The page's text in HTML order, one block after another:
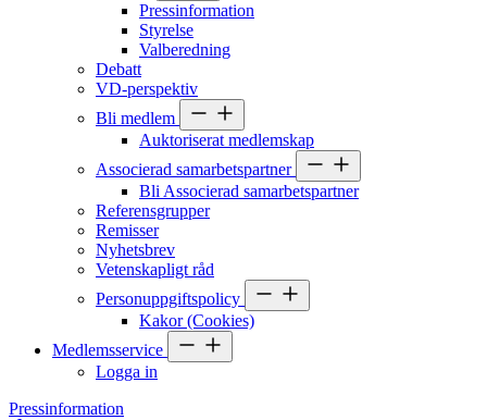
Pressinformation
Styrelse
Valberedning
Debatt
VD-perspektiv
Bli medlem
Auktoriserat medlemskap
Associerad samarbetspartner
Bli Associerad samarbetspartner
Referensgrupper
Remisser
Nyhetsbrev
Vetenskapligt råd
Personuppgiftspolicy
Kakor (Cookies)
Medlemsservice
Logga in
Pressinformation